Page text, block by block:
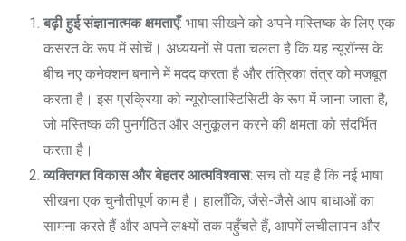
बढ़ी हुई संज्ञानात्मक क्षमताएँ: भाषा सीखने को अपने मस्तिष्क के लिए एक
कसरत के रूप में सोचें। अध्ययनों से पता चलता है कि यह न्यूरॉन्स के
बीच नए कनेक्शन बनाने में मदद करता है और तंत्रिका तंत्र को मजबूत
करता है। इस प्रक्रिया को न्यूरोप्लास्टिसिटी के रूप में जाना जाता है,
जो मस्तिष्क की पुनर्गठित और अनुकूलन करने की क्षमता को संदर्भित
करता है।
व्यक्तिगत विकास और बेहतर आत्मविश्वास: सच तो यह है कि नई भाषा
सीखना एक चुनौतीपूर्ण काम है। हालाँकि, जैसे-जैसे आप बाधाओं का
सामना करते हैं और अपने लक्ष्यों तक पहुँचते हैं, आपमें लचीलापन और